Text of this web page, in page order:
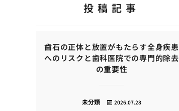
投稿記事
歯石の正体と放置がもたらす全身疾患
へのリスクと歯科医院での専門的除去
の重要性
2026.07.28
未分類